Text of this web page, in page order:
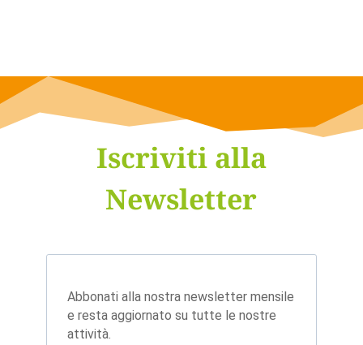
Iscriviti alla
Newsletter
Abbonati alla nostra newsletter mensile
e resta aggiornato su tutte le nostre
attività.